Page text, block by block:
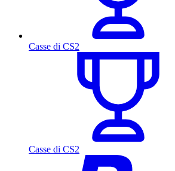
Casse di CS2
Casse di CS2